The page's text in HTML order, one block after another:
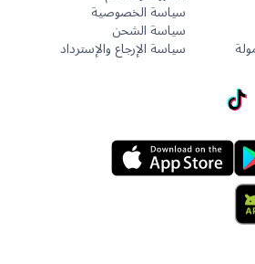
سياسة الخصوصية
سياسة الشحن
سياسة الإرجاع والإسترداد